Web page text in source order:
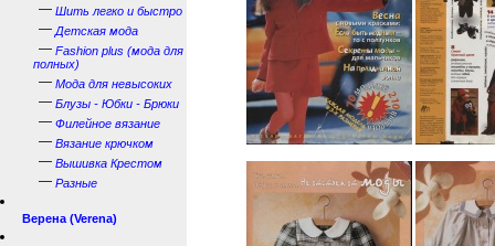
— Шить легко и быстро
— Детская мода
— Fashion plus (мода для
полных)
— Мода для невысоких
— Блузы - Юбки - Брюки
— Филейное вязание
— Вязание крючком
— Вышивка Крестом
— Разные
Верена (Verena)